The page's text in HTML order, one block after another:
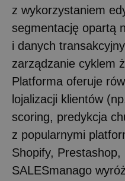
z wykorzystaniem
segmentację opartą
i danych
zarządzanie cyklem
Platforma oferuje
lojalizacji klientów
scoring, predykcja
z popularnymi
Shopify, Prestashop,
SALESmanago